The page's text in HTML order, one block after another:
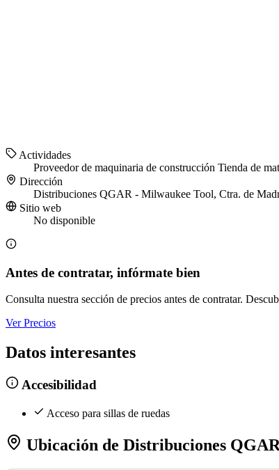
Actividades
Proveedor de maquinaria de construcción Tienda de
Dirección
Distribuciones QGAR - Milwaukee Tool, Ctra. de
Sitio web
No disponible
Antes de contratar, infórmate bien
Consulta nuestra sección de precios antes de contratar.
Ver Precios
Datos interesantes
Accesibilidad
Acceso para sillas de ruedas
Ubicación de Distribuciones